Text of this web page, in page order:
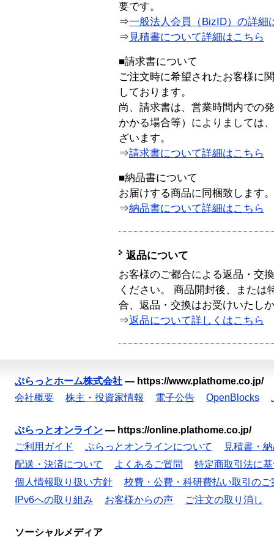
要です。
⇒一般法人会員（BizID）の詳細
⇒ 見積書について詳細はこちら
■請求書について
ご注文時に希望されたお客様に
しております。
尚、請求書は、営業時間内での
かかる場合等）によりましては
ざいます。
⇒請求書について詳細はこちら
■納品書について
お届けする商品に同梱致します。
⇒納品書について詳細はこちら
返品について
お客様のご都合による返品・交
ください。 商品開封後、または
合、返品・交換はお受けいたし
⇒返品について詳しくはこちら
ぷらっとホーム株式会社 — https://www.plathome.co.jp/
会社概要
株主・投資家情報 電子公告 OpenBlocks
ぷらっとオンライン — https://online.plathome.co.jp/
ご利用ガイド
ぷらっとオンラインについて
見積書・
配送・決済について
よくあるご質問
特定商取引法に
個人情報取り扱い方針
校費・公費・科研費払い取引のご
IPv6への取り組み
お客様からの声 ご注文の取り消し
ソーシャルメディア